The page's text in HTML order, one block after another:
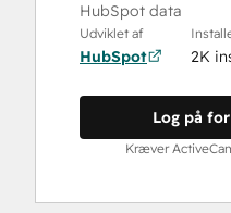
HubSpot data
Udviklet af
HubSpot 2K
Log på
Kræver